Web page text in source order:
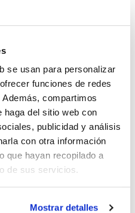
se usan para personalizar
funciones de redes
compartimos
haga del sitio web con
publicidad y análisis
con otra información
que hayan recopilado a
de sus servicios.
Mostrar detalles